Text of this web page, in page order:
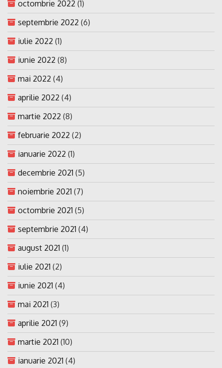
octombrie 2022 (1)
septembrie 2022 (6)
iulie 2022 (1)
iunie 2022 (8)
mai 2022 (4)
aprilie 2022 (4)
martie 2022 (8)
februarie 2022 (2)
ianuarie 2022 (1)
decembrie 2021 (5)
noiembrie 2021 (7)
octombrie 2021 (5)
septembrie 2021 (4)
august 2021 (1)
iulie 2021 (2)
iunie 2021 (4)
mai 2021 (3)
aprilie 2021 (9)
martie 2021 (10)
ianuarie 2021 (4)